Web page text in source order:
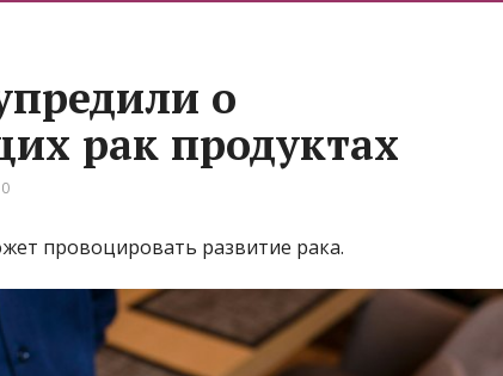
о
рак продуктах
провоцировать развитие рака.